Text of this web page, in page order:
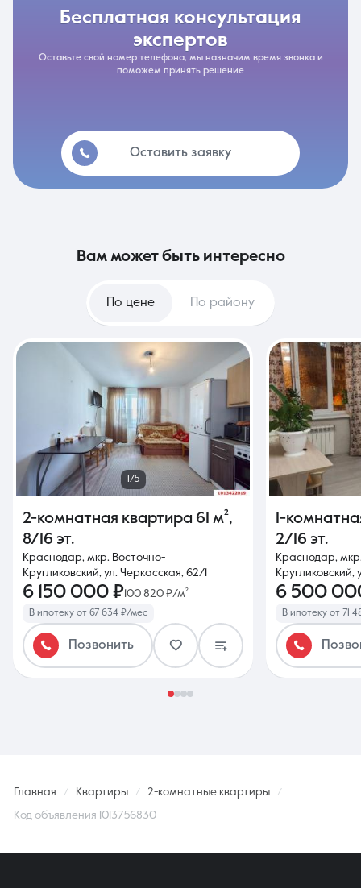
бесплатная консультация
экспертов
Оставьте свой номер телефона, мы назначим время звонка и
поможем принять решение
Оставить заявку
вам может быть интересно
По цене По району
1/5
2-комнатная квартира 61 м²,
8/16 эт.
Краснодар, мкр. Восточно-
Кругликовский, ул. Черкасская, 62/1
6 150 000 ₽ 100 820 ₽/м²
В ипотеку от 67 634 ₽/мес
Позвонить
1-
2/16 эт.
Краснодар,
Кругликовский,
6 500
В ипотеку от 71
Главная Квартиры 2-комнатные квартиры
Код объявления 1013756830